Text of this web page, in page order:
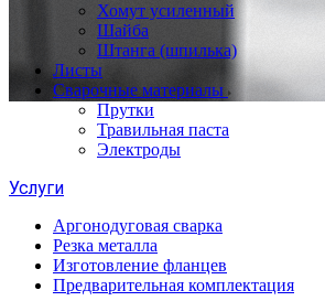
Хомут усиленный
Шайба
Штанга (шпилька)
Листы
Сварочные материалы
Прутки
Травильная паста
Электроды
Услуги
Аргонодуговая сварка
Резка металла
Изготовление фланцев
Предварительная комплектация